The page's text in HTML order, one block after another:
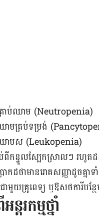
ាប់​ឈាម (Neutropenia)
ម​គ្រប់ទម្រង់
ម​ស (Leukopenia)
ប់​ពី​កន្ទួល​ស្បែក​ស្រាលៗ រហូត​
ាកដ​ថា​មាន​រោគ​សញ្ញា​ដូចគ្ន
ាមួយ​គ្រូ​ពេទ្យ ឬ​ឱសថការី​បន្ថ
រកម្មថ្នាំ